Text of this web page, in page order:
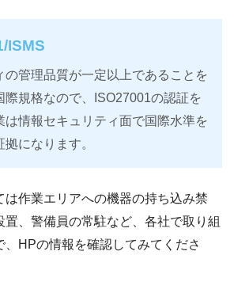
ISMS
の管理品質が一定以上であることを
際規格なので、ISO27001の認証を
は情報セキュリティ面で国際水準を
になります。
は作業エリアへの機器の持ち込み禁
、警備員の常駐など、各社で取り組
、HPの情報を確認してみてくださ